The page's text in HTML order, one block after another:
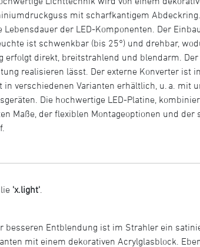
mit scharfkantigem
der LED-Komponenten. Der
ist schwenkbar (bis 25°) und drehbar,
direkt, breitstrahlend und blendarm.
realisieren lässt. Der externe Konverter ist
verschiedenen Varianten erhältlich, u. a. mit
Die hochwertige LED-Platine,
Maße, der flexiblen Montageoptionen und
'x.light'
Entblendung ist im Strahler ein
mit einem dekorativen Acrylglasblock.